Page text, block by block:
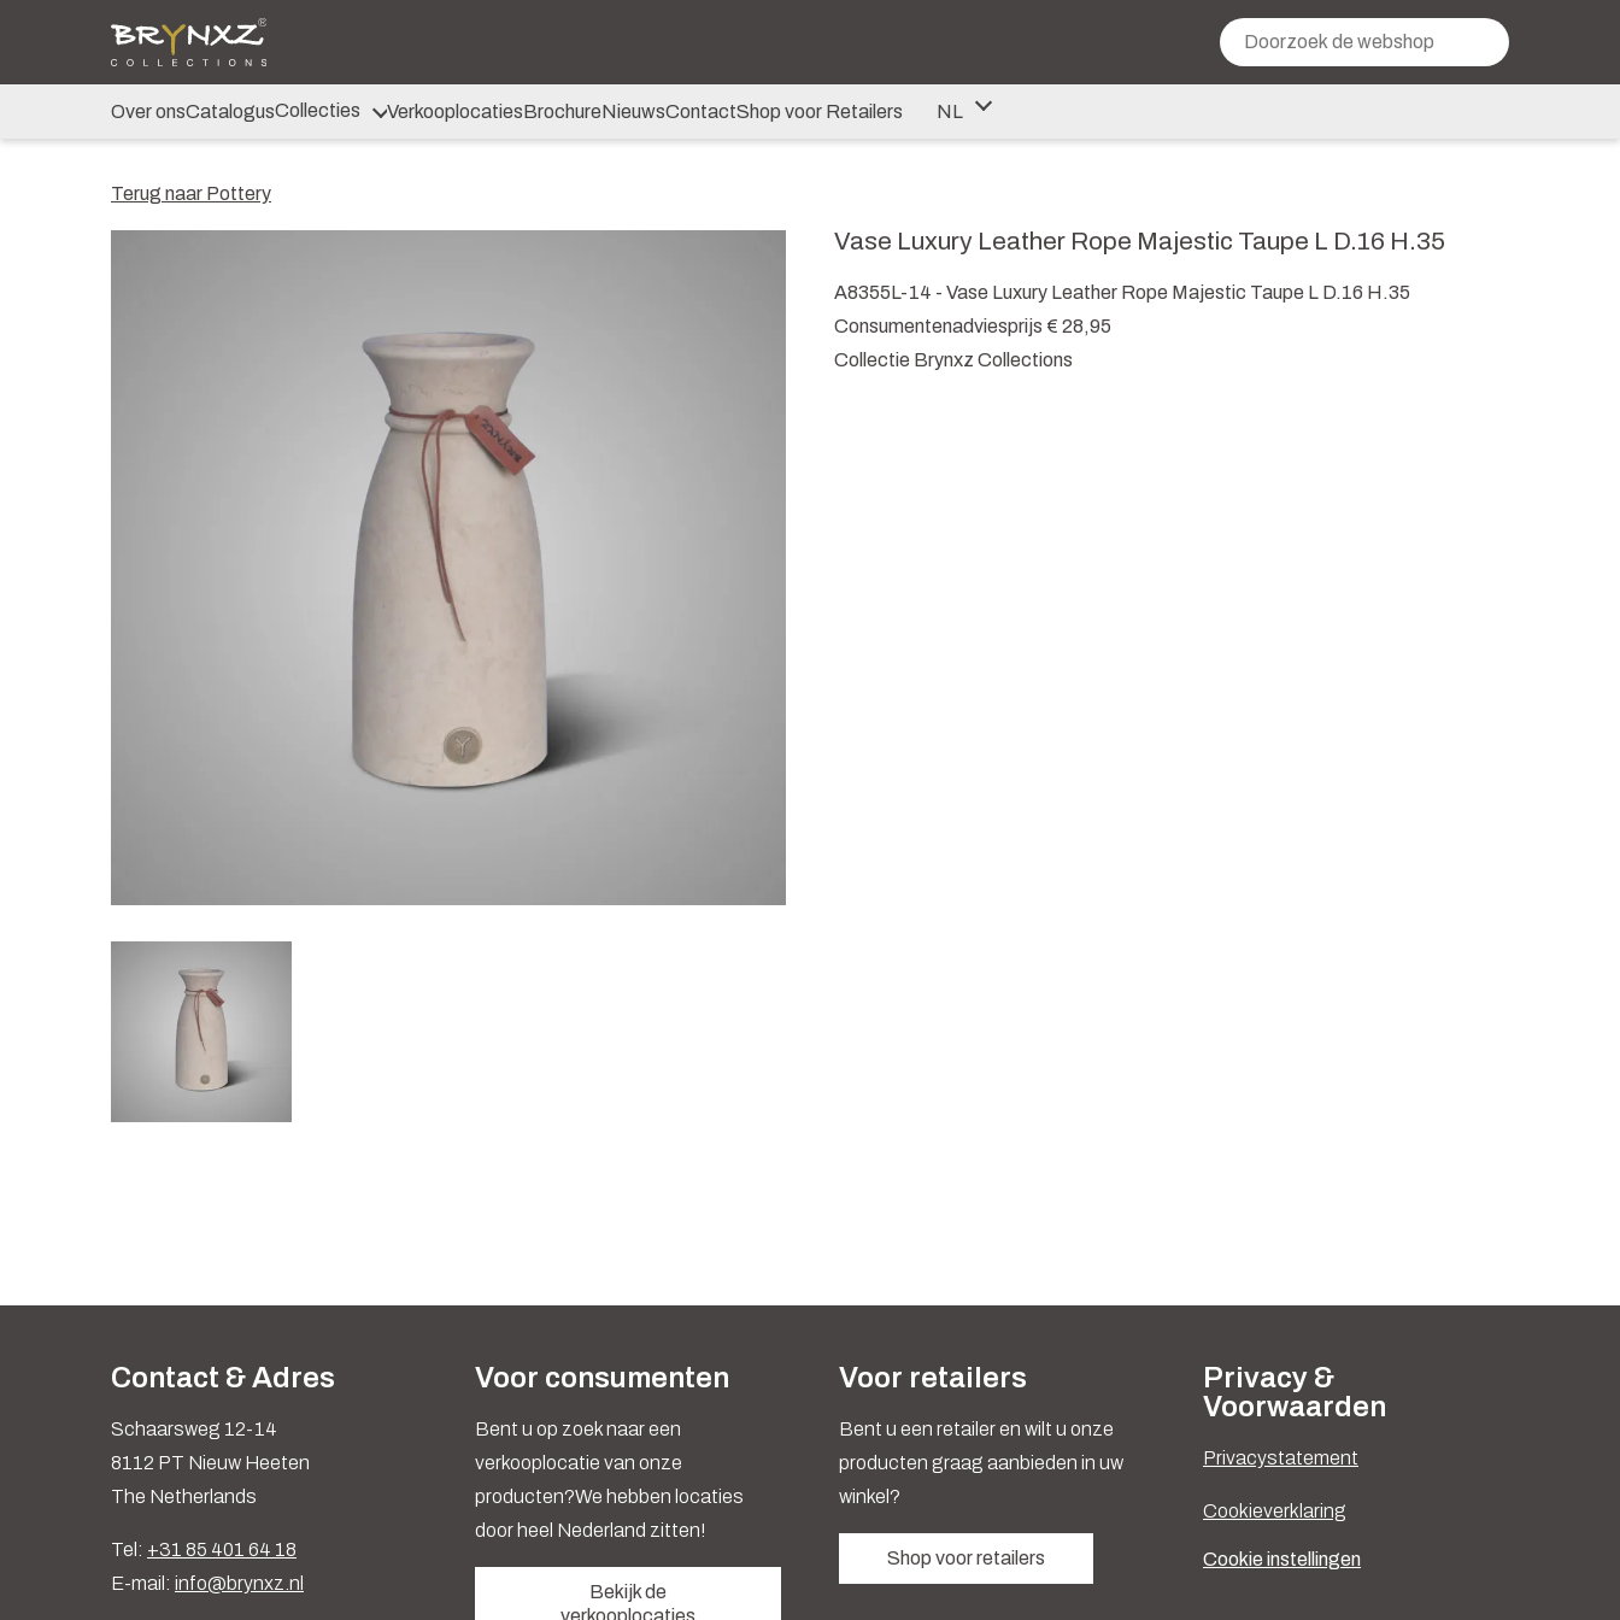
Over ons
Catalogus
Collecties
Majestic Vintage
Ancient Clay
Verkooplocaties
Over onsCatalogusCollecties VerkooplocatiesBrochureNieuwsContactShop voor Retailers
NL
NL
EN
Terug naar Pottery
Vase Luxury Leather Rope Majestic Taupe L D.16 H.35
A8355L-14 - Vase Luxury Leather Rope Majestic Taupe L D.16 H.35
Consumentenadviesprijs € 28,95
Collectie Brynxz Collections
Contact & Adres
Schaarsweg 12-14
8112 PT Nieuw Heeten
The Netherlands
Tel: +31 85 401 64 18
E-mail: info@brynxz.nl
Voor consumenten
Bent u op zoek naar een
verkooplocatie van onze
producten?We hebben locaties
door heel Nederland zitten!
Bekijk de
verkooplocaties
Voor retailers
Bent u een retailer en wilt u onze
producten graag aanbieden in uw
winkel?
Shop voor retailers
Privacy &
Voorwaarden
Privacystatement
Cookieverklaring
Cookie instellingen